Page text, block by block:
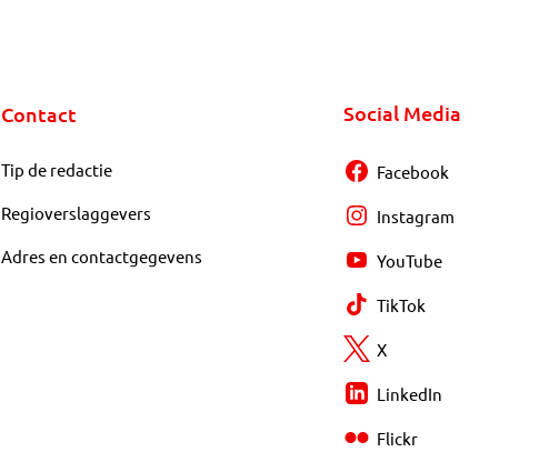
Contact
Tip de redactie
Regioverslaggevers
Adres en contactgegevens
Social Media
Facebook
Instagram
YouTube
TikTok
X
LinkedIn
Flickr